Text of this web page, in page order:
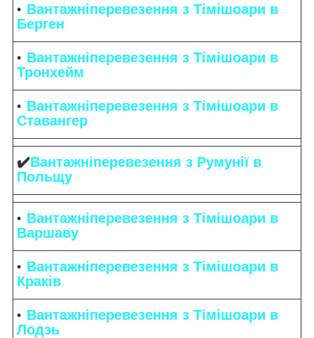
Вантажніперевезення з Тімішоари в
Берген
Вантажніперевезення з Тімішоари в
Тронхейм
Вантажніперевезення з Тімішоари в
Ставангер
✔️Вантажніперевезення з Румунії в
Польщу
Вантажніперевезення з Тімішоари в
Варшаву
Вантажніперевезення з Тімішоари в
Краків
Вантажніперевезення з Тімішоари в
Лодзь